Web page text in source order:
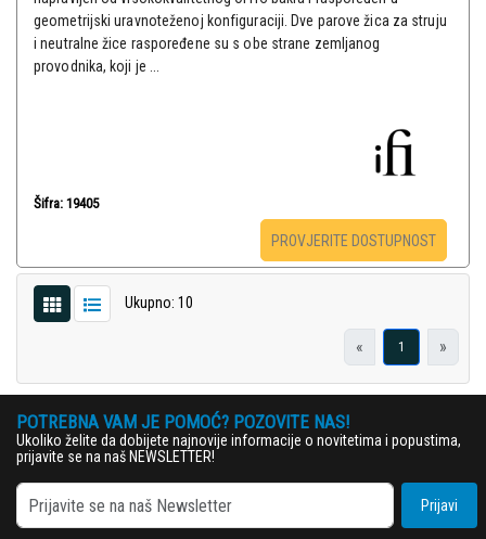
geometrijski uravnoteženoj konfiguraciji. Dve parove žica za struju
i neutralne žice raspoređene su s obe strane zemljanog
provodnika, koji je ...
Šifra: 19405
PROVJERITE DOSTUPNOST
Ukupno: 10
« 1 »
POTREBNA VAM JE POMOĆ? POZOVITE NAS!
Ukoliko želite da dobijete najnovije informacije o novitetima i popustima,
prijavite se na naš NEWSLETTER!
Prijavi